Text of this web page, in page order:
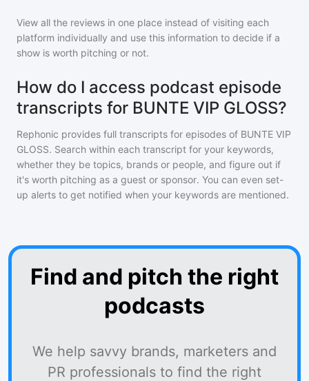
View all the reviews in one place instead of visiting each
platform individually and use this information to decide if a
show is worth pitching or not.
How do I access podcast episode
transcripts for BUNTE VIP GLOSS?
Rephonic provides full transcripts for episodes of BUNTE VIP
GLOSS. Search within each transcript for your keywords,
whether they be topics, brands or people, and figure out if
it's worth pitching as a guest or sponsor. You can even set-
up alerts to get notified when your keywords are mentioned.
Find and pitch the right
podcasts
We help savvy brands, marketers and
PR professionals to find the right